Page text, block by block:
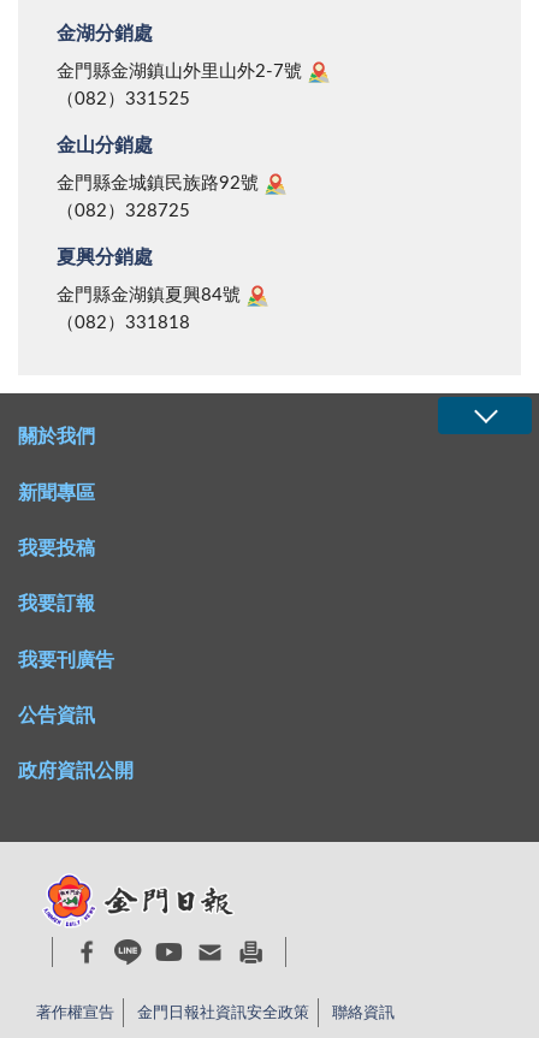
金湖分銷處
金門縣金湖鎮山外里山外2-7號
（082）331525
金山分銷處
金門縣金城鎮民族路92號
（082）328725
夏興分銷處
金門縣金湖鎮夏興84號
（082）331818
關於我們
新聞專區
我要投稿
我要訂報
我要刊廣告
公告資訊
政府資訊公開
著作權宣告 金門日報社資訊安全政策 聯絡資訊